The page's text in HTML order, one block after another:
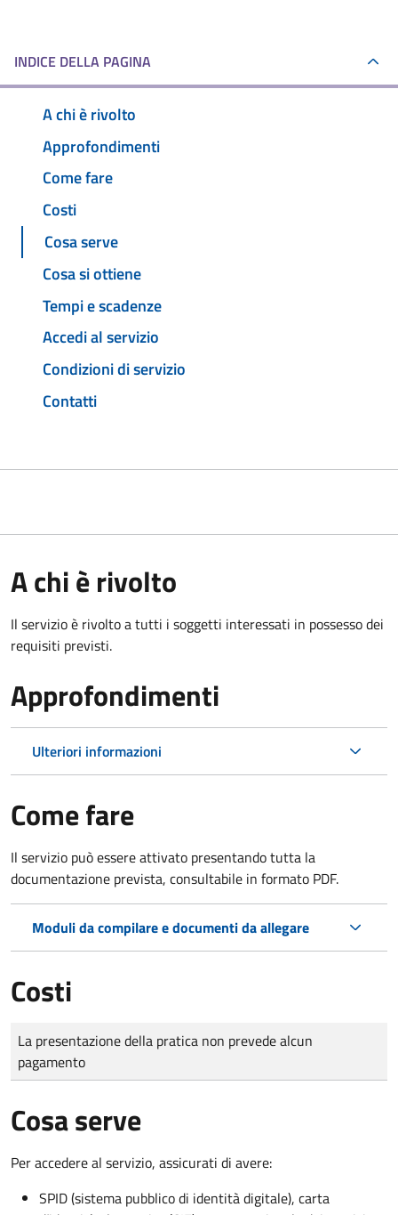
INDICE DELLA PAGINA
A chi è rivolto
Approfondimenti
Come fare
Costi
Cosa serve
Cosa si ottiene
Tempi e scadenze
Accedi al servizio
Condizioni di servizio
Contatti
A chi è rivolto
Il servizio è rivolto a tutti i soggetti interessati in possesso dei
requisiti previsti.
Approfondimenti
Ulteriori informazioni
Come fare
Il servizio può essere attivato presentando tutta la
documentazione prevista, consultabile in formato PDF.
Moduli da compilare e documenti da allegare
Costi
Tipo di pagamento
Importo
La presentazione della pratica non prevede alcun
pagamento
Cosa serve
Per accedere al servizio, assicurati di avere:
SPID (sistema pubblico di identità digitale), carta